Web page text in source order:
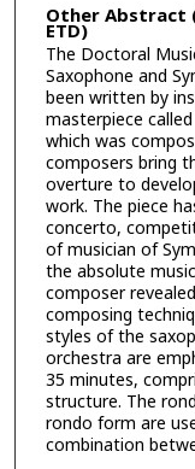
Other Abstract
ETD)
The Doctoral
Saxophone and
been written by
masterpiece
which was
composers bring
overture to
work. The piece
concerto,
of musician of
the absolute
composer
composing
styles of the
orchestra are
35 minutes,
structure. The
rondo form are
combination